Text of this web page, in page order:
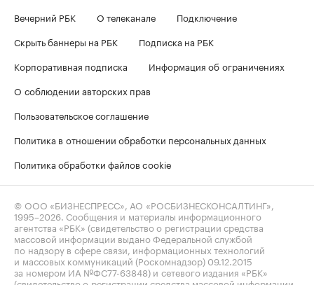
Вечерний РБК
О телеканале
Подключение
Скрыть баннеры на РБК
Подписка на РБК
Корпоративная подписка
Информация об ограничениях
О соблюдении авторских прав
Пользовательское соглашение
Политика в отношении обработки персональных данных
Политика обработки файлов cookie
© ООО «БИЗНЕСПРЕСС», АО «РОСБИЗНЕСКОНСАЛТИНГ»,
1995–2026 . Сообщения и материалы информационного
агентства «РБК» (свидетельство о регистрации средства
массовой информации выдано Федеральной службой
по надзору в сфере связи, информационных технологий
и массовых коммуникаций (Роскомнадзор) 09.12.2015
за номером ИА №ФС77-63848) и сетевого издания «РБК»